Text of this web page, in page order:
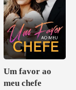
Um favor ao
meu chefe